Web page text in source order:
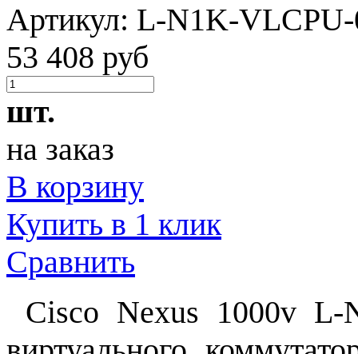
Артикул: L-N1K-
53 408 руб
шт.
на заказ
В корзину
Купить в 1 клик
Сравнить
Cisco Nexus 1000v L-